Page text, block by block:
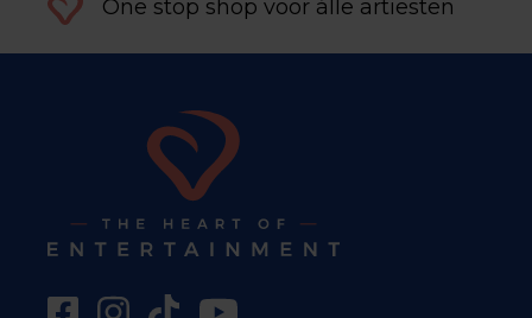
One stop shop voor álle artiesten